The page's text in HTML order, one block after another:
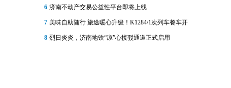
6 济南不动产交易公益性平台即将上线
7 美味自助随行 旅途暖心升级！K1284/1次列车餐车开
8 烈日炎炎，济南地铁“凉”心接驳通道正式启用